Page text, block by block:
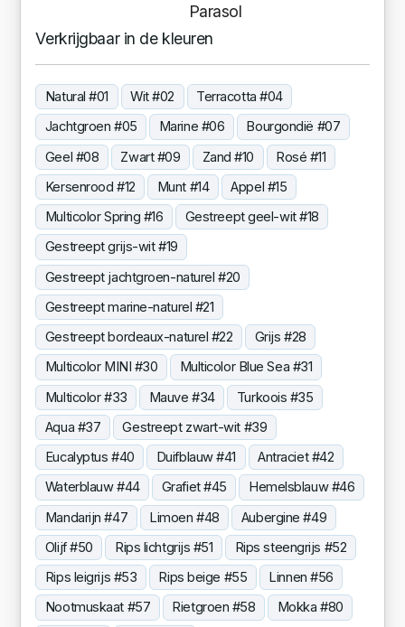
Parasol
Verkrijgbaar in de kleuren
Natural #01 Wit #02
Terracotta #04
Jachtgroen #05
Marine #06
Bourgondië #07
Geel #08
Zwart #09 Zand #10
Rosé #11
Kersenrood #12
Munt #14
Appel #15
Multicolor Spring #16
Gestreept geel-wit #18
Gestreept grijs-wit #19
Gestreept jachtgroen-naturel #20
Gestreept marine-naturel #21
Gestreept bordeaux-naturel #22
Grijs #28
Multicolor MINI #30
Multicolor Blue Sea #31
Multicolor #33
Mauve #34
Turkoois #35
Aqua #37
Gestreept zwart-wit #39
Eucalyptus #40
Duifblauw #41
Antraciet #42
Waterblauw #44
Grafiet #45
Hemelsblauw #46
Mandarijn #47
Limoen #48
Aubergine #49
Olijf #50
Rips lichtgrijs #51
Rips steengrijs #52
Rips leigrijs #53
Rips beige #55
Linnen #56
Nootmuskaat #57
Rietgroen #58
Mokka #80